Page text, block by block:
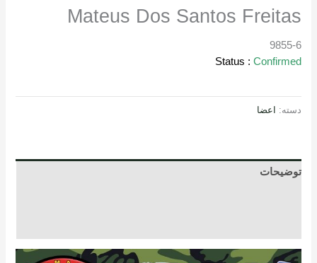
Mateus Dos Santos Freitas
9855-6
Status : Confirmed
دسته: اعضا
توضیحات